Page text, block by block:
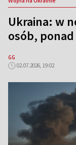
Ukraina: w
osób,
GG
02.07.2026, 19:02